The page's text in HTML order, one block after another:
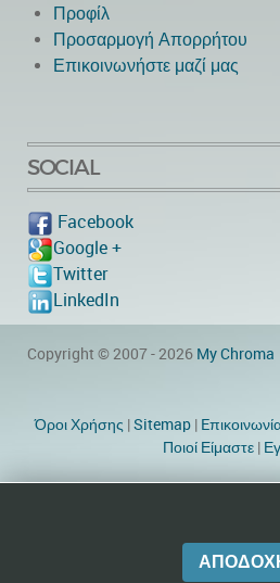
Προφίλ
Προσαρμογή Απορρήτου
Επικοινωνήστε μαζί μας
SOCIAL
Facebook
Google +
Twitter
LinkedIn
Copyright © 2007 - 2026 My Chroma
Όροι Χρήσης |Sitemap|
Ποιοί Είμαστε|